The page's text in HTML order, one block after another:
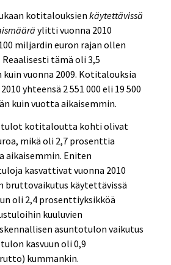
kotitalouksien käytettävissä
ylitti vuonna 2010
miljardin euron rajan ollen
tämä oli 3,5
vuonna 2009. Kotitalouksia
yhteensä 2 551 000 eli 19 500
kuin vuotta aikaisemmin.
tulot kotitaloutta kohti olivat
mikä oli 2,7 prosenttia
aikaisemmin. Eniten
kasvattivat vuonna 2010
bruttovaikutus käytettävissä
oli 2,4 prosenttiyksikköä
kuuluvien
asuntotulon vaikutus
kasvuun oli 0,9
kummankin.